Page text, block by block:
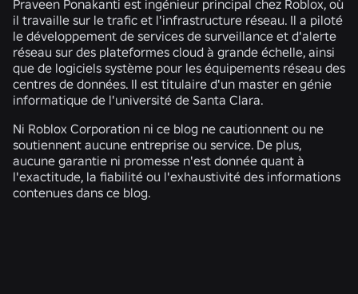
Praveen Ponakanti est ingénieur principal chez Roblox, où
il travaille sur le trafic et l'infrastructure réseau. Il a piloté
le développement de services de surveillance et d'alerte
réseau sur des plateformes cloud à grande échelle, ainsi
que de logiciels système pour les équipements réseau des
centres de données. Il est titulaire d'un master en génie
informatique de l'université de Santa Clara.
Ni Roblox Corporation ni ce blog ne cautionnent ou ne
soutiennent aucune entreprise ou service. De plus,
aucune garantie ni promesse n'est donnée quant à
l'exactitude, la fiabilité ou l'exhaustivité des informations
contenues dans ce blog.